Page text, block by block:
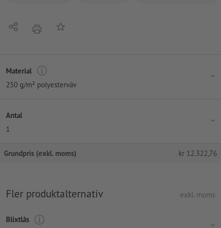
Dela erbjudandePå anteckningslistan
Material
250 g/m² polyesterväv
Antal
1
Grundpris (exkl. moms) kr 12.322,76
Fler produktalternativ exkl. moms
Blixtlås